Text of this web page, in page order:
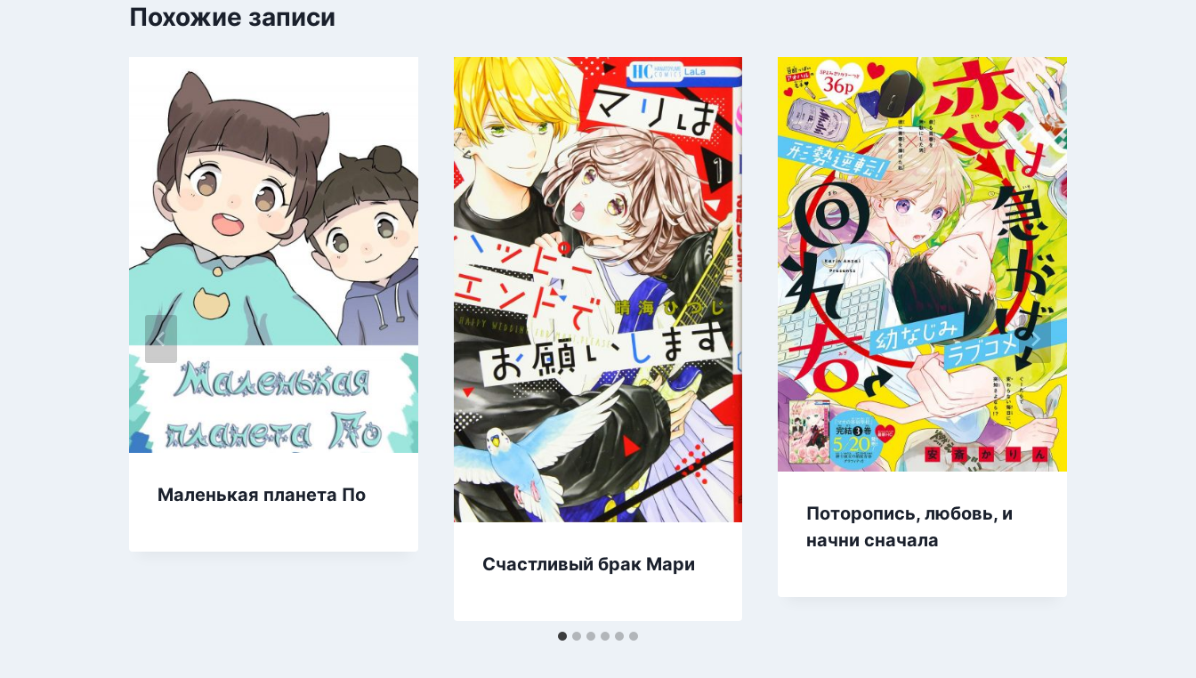
Похожие записи
Маленькая планета По
Счастливый брак Мари
Поторопись, любовь, и
начни сначала